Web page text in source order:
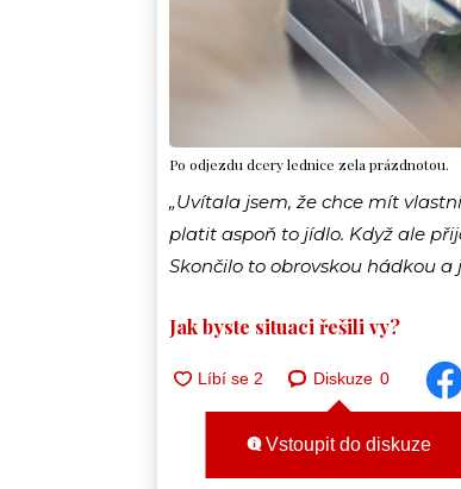
Po odjezdu dcery lednice zela prázdnotou.
„Uvítala jsem, že chce mít
platit aspoň to jídlo. Když ale
Skončilo to obrovskou hádkou
Jak byste situaci řešili vy?
Diskuze 0
Vstoupit do diskuze